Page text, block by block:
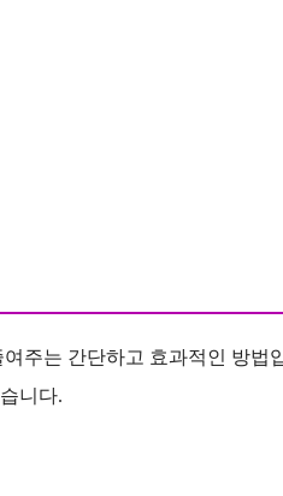
주는 간단하고 효과적인 방법
니다.